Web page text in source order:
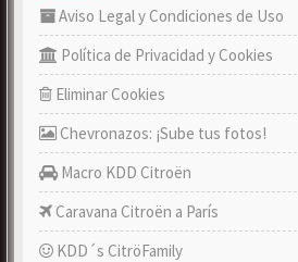
Aviso Legal y Condiciones de Uso
Política de Privacidad y Cookies
Eliminar Cookies
Chevronazos: ¡Sube tus fotos!
Macro KDD Citroën
Caravana Citroën a París
KDD´s CitröFamily